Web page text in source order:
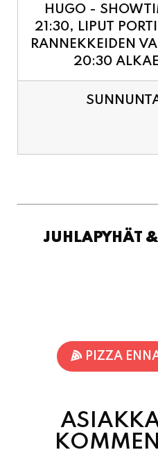
HUGO -
21:30, LIPUT
RANNEKKEIDEN
20:30
JUHLAPYHÄT
PIZZA